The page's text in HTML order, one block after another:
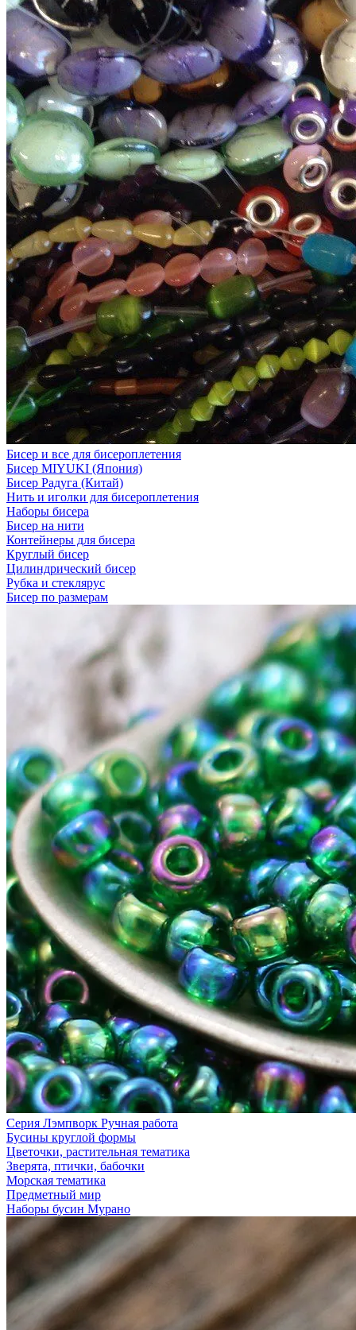
Бисер и все для бисероплетения
Бисер MIYUKI (Япония)
Бисер Радуга (Китай)
Нить и иголки для бисероплетения
Наборы бисера
Бисер на нити
Контейнеры для бисера
Круглый бисер
Цилиндрический бисер
Рубка и стеклярус
Бисер по размерам
Серия Лэмпворк Ручная работа
Бусины круглой формы
Цветочки, растительная тематика
Зверята, птички, бабочки
Морская тематика
Предметный мир
Наборы бусин Мурано